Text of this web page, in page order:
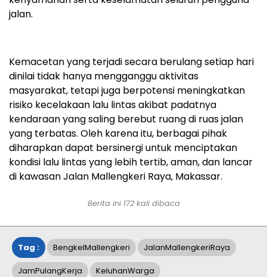
jalan.
Kemacetan yang terjadi secara berulang setiap hari
dinilai tidak hanya mengganggu aktivitas
masyarakat, tetapi juga berpotensi meningkatkan
risiko kecelakaan lalu lintas akibat padatnya
kendaraan yang saling berebut ruang di ruas jalan
yang terbatas. Oleh karena itu, berbagai pihak
diharapkan dapat bersinergi untuk menciptakan
kondisi lalu lintas yang lebih tertib, aman, dan lancar
di kawasan Jalan Mallengkeri Raya, Makassar.
Berita ini 172kali dibaca
Tag : BengkelMallengkeri JalanMallengkeriRaya
JamPulangKerja KeluhanWarga